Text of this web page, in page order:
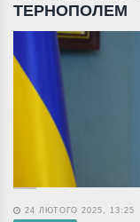
ТЕРНОПОЛЕМ
24 ЛЮТОГО 2025, 13:25